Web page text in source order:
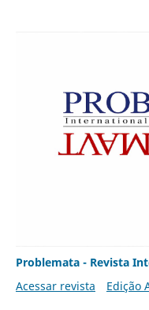
Problemata - Revista
Acessar revista
Edição